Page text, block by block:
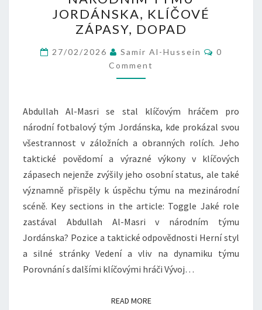
MASRI:
ROLE
V
NÁRODNÍM
TÝMU
JORDÁNSKA,
ZÁPASY,
DOPAD
JORDÁNSKA, KLÍČOVÉ
ZÁPASY, DOPAD
27/02/2026 Samir Al-Hussein Comments
0
Comment
Abdullah Al-Masri se stal klíčovým hráčem pro
národní fotbalový tým Jordánska, kde prokázal svou
všestrannost v záložních a obranných rolích. Jeho
taktické povědomí a výrazné výkony v klíčových
zápasech nejenže zvýšily jeho osobní status, ale také
významně přispěly k úspěchu týmu na mezinárodní
scéně. Key sections in the article: Toggle Jaké role
zastával Abdullah Al-Masri v národním týmu
Jordánska? Pozice a taktické odpovědnosti Herní styl
a silné stránky Vedení a vliv na dynamiku týmu
Porovnání s dalšími klíčovými hráči Vývoj…
READ MOREREAD MORE